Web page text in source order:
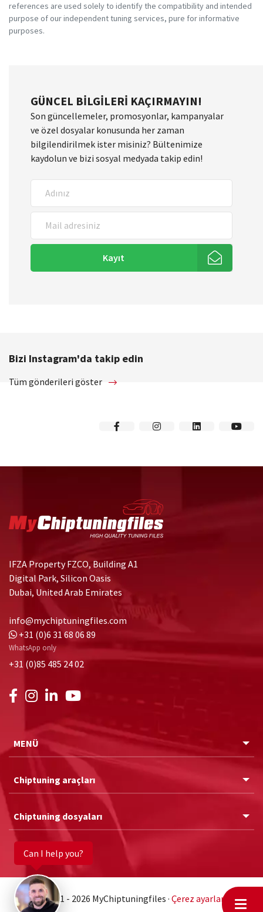
references are used solely to identify the compatibility and intended
purpose of our independent tuning services, pure for informative
purposes.
GÜNCEL BILGILERI KAÇIRMAYIN!
Son güncellemeler, promosyonlar, kampanyalar
ve özel dosyalar konusunda her zaman
bilgilendirilmek ister misiniz? Bültenimize
kaydolun ve bizi sosyal medyada takip edin!
Kayıt
Bizi Instagram'da takip edin
Tüm gönderileri göster
IFZA Property FZCO, Building A1
Digital Park, Silicon Oasis
Dubai, United Arab Emirates
info@mychiptuningfiles.com
+31 (0)6 31 68 06 89
WhatsApp only
+31 (0)85 485 24 02
MENÜ
Chiptuning araçları
Chiptuning dosyaları
© 2011 - 2026 MyChiptuningfiles · Çerez ayarları
Can I help you?